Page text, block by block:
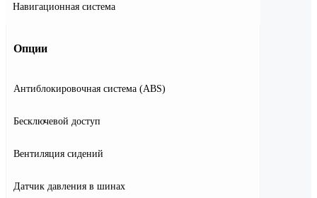
Навигационная система
Опции
Антиблокировочная система (ABS)
Бесключевой доступ
Вентиляция сидений
Датчик давления в шинах